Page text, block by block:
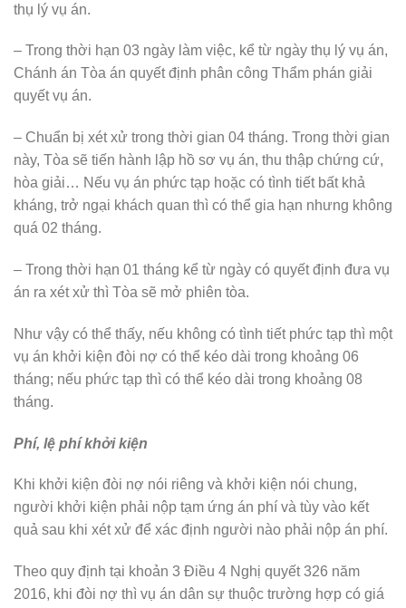
thụ lý vụ án.
– Trong thời hạn 03 ngày làm việc, kể từ ngày thụ lý vụ án,
Chánh án Tòa án quyết định phân công Thẩm phán giải
quyết vụ án.
– Chuẩn bị xét xử trong thời gian 04 tháng. Trong thời gian
này, Tòa sẽ tiến hành lập hồ sơ vụ án, thu thập chứng cứ,
hòa giải… Nếu vụ án phức tạp hoặc có tình tiết bất khả
kháng, trở ngại khách quan thì có thể gia hạn nhưng không
quá 02 tháng.
– Trong thời hạn 01 tháng kể từ ngày có quyết định đưa vụ
án ra xét xử thì Tòa sẽ mở phiên tòa.
Như vậy có thể thấy, nếu không có tình tiết phức tạp thì một
vụ án khởi kiện đòi nợ có thể kéo dài trong khoảng 06
tháng; nếu phức tạp thì có thể kéo dài trong khoảng 08
tháng.
Phí, lệ phí khởi kiện
Khi khởi kiện đòi nợ nói riêng và khởi kiện nói chung,
người khởi kiện phải nộp tạm ứng án phí và tùy vào kết
quả sau khi xét xử để xác định người nào phải nộp án phí.
Theo quy định tại khoản 3 Điều 4 Nghị quyết 326 năm
2016, khi đòi nợ thì vụ án dân sự thuộc trường hợp có giá